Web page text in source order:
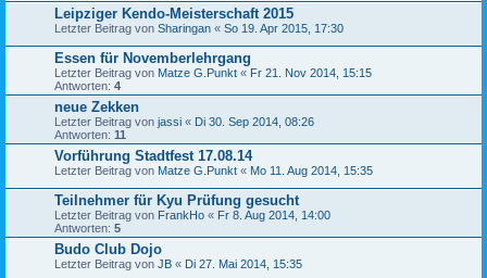
Leipziger Kendo-Meisterschaft 2015
Letzter Beitrag von Sharingan « So 19. Apr 2015, 17:30
Essen für Novemberlehrgang
Letzter Beitrag von Matze G.Punkt « Fr 21. Nov 2014, 15:15
Antworten: 4
neue Zekken
Letzter Beitrag von jassi « Di 30. Sep 2014, 08:26
Antworten: 11
Vorführung Stadtfest 17.08.14
Letzter Beitrag von Matze G.Punkt « Mo 11. Aug 2014, 15:35
Teilnehmer für Kyu Prüfung gesucht
Letzter Beitrag von FrankHo « Fr 8. Aug 2014, 14:00
Antworten: 5
Budo Club Dojo
Letzter Beitrag von JB « Di 27. Mai 2014, 15:35